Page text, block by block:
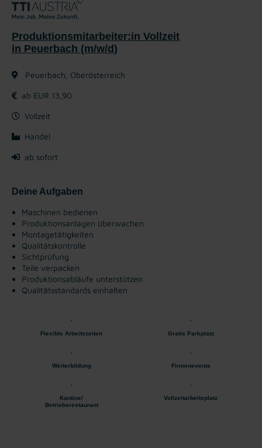
Produktionsmitarbeiter:in Vollzeit
in Peuerbach (m/w/d)
Peuerbach, Oberösterreich
ab EUR 13,90
Vollzeit
Handel
ab sofort
Deine Aufgaben
Maschinen bedienen
Produktionsanlagen überwachen
Montagetätigkeiten
Qualitätskontrolle
Sichtprüfung
Teile verpacken
Produktionsabläufe unterstützen
Qualitätsstandards einhalten
Flexible Arbeitszeiten Gratis Parkplatz
Weiterbildung Firmenevents
Kantine/
Betriebsrestaurant
Vollzeitarbeitsplatz